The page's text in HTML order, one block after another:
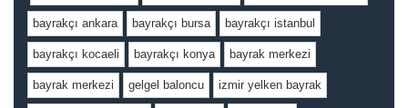
bayrakçı ankara bayrakçı bursa bayrakçı istanbul
bayrakçı kocaeli bayrakçı konya bayrak merkezi
bayrak merkezi gelgel baloncu izmir yelken bayrak